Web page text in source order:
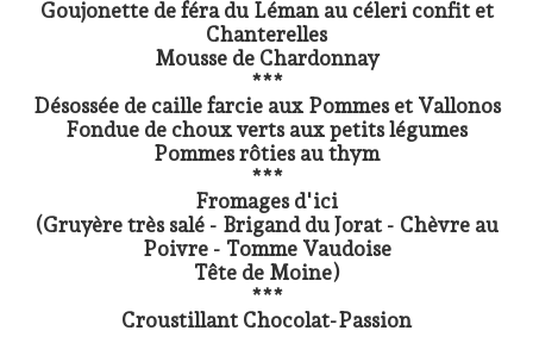
Goujonette de féra du Léman au céleri confit et
Chanterelles
Mousse de Chardonnay
***
Désossée de caille farcie aux Pommes et Vallonos
Fondue de choux verts aux petits légumes
Pommes rôties au thym
***
Fromages d'ici
(Gruyère très salé - Brigand du Jorat - Chèvre au
Poivre - Tomme Vaudoise
Tête de Moine)
***
Croustillant Chocolat-Passion